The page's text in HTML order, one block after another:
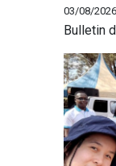
03/08/2026
Bulletin